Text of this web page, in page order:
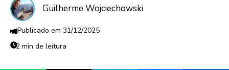
Guilherme Wojciechowski
31/12/2025
2 min de leitura